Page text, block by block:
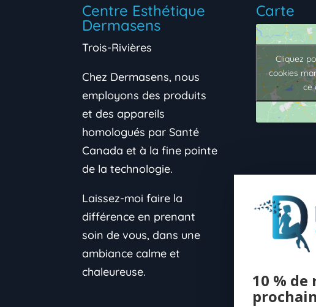
Centre Esthétique
Dermasens
Trois-Rivières
Chez Dermasens, nous
employons des produits
et des appareils
homologués par Santé
Canada et à la fine pointe
de la technologie.
Laissez-moi faire la
différence en prenant
soin de vous, dans une
ambiance calme et
chaleureuse.
Carte
Cliquez
cookies
ce
10 %